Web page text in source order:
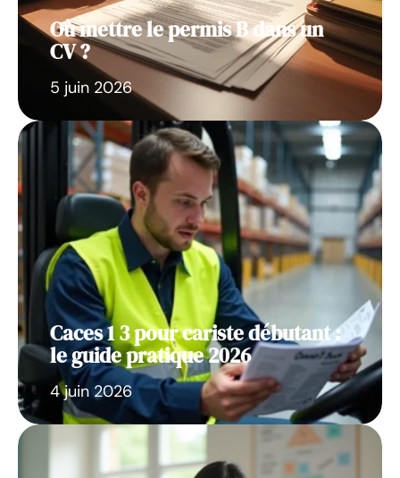
Où mettre le permis B dans un
CV ?
5 juin 2026
Caces 1 3 pour cariste débutant :
le guide pratique 2026
4 juin 2026